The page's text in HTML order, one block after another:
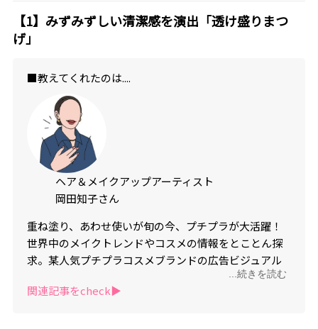
【1】みずみずしい清潔感を演出「透け盛りまつ
げ」
■教えてくれたのは....
ヘア＆メイクアップアーティスト
岡田知子さん
重ね塗り、あわせ使いが旬の今、プチプラが大活躍！
世界中のメイクトレンドやコスメの情報をとことん探
求。某人気プチプラコスメブランドの広告ビジュアル
...続きを読む
関連記事をcheck▶︎